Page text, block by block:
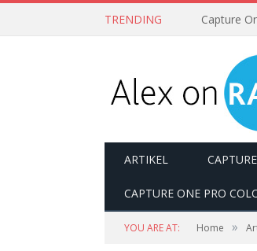
TRENDING
ARTIKEL
CAPTURE ONE PRO
YOU ARE AT: Home »